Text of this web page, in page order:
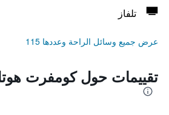
تلفاز
عرض جميع وسائل الراحة وعددها 115
تقييمات حول كومفرت